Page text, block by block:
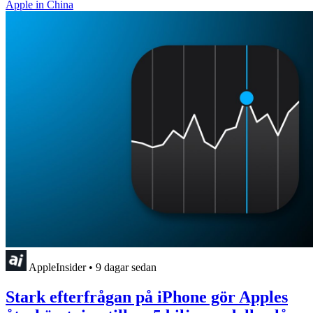
Apple in China
AppleInsider • 9 dagar sedan
Stark efterfrågan på iPhone gör Apples